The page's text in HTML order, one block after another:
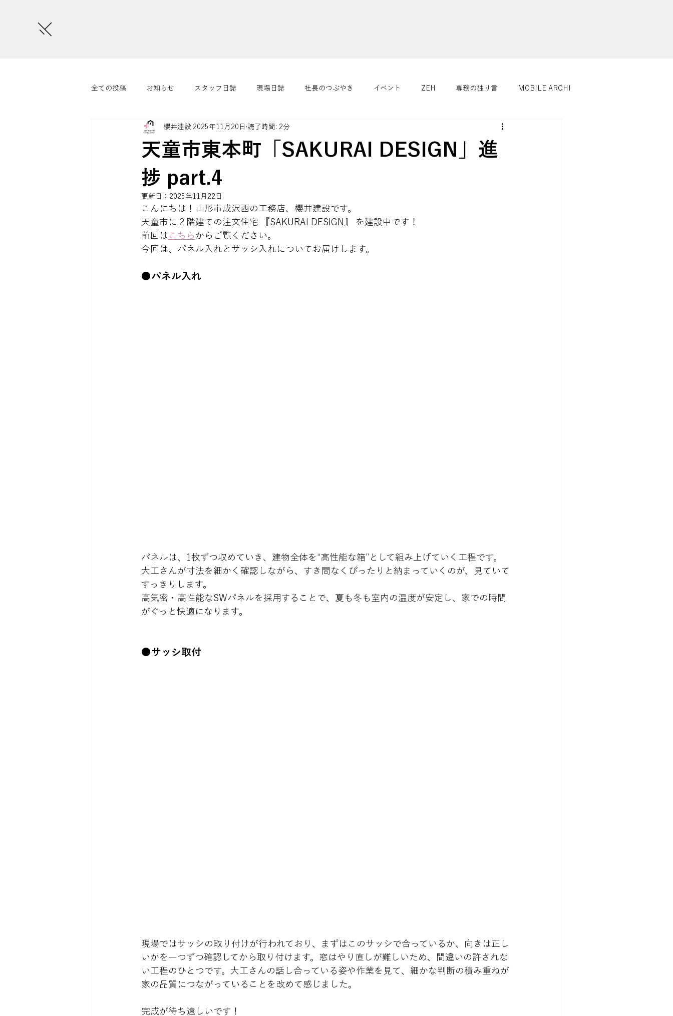
全ての投稿 お知らせ スタッフ日誌 現場日誌 社長のつぶやき イベント ZEH 専務の独り言 MOBILE ARCHI
さくらいまつり コラム ４つの健康 リフォーム/リノベーション
天童市東本町「SAKURAI DESIGN」進
捗 part.4
櫻井建設 2025年11月20日 読了時間: 2分
更新日： 2025年11月22日
こんにちは！山形市成沢西の工務店、櫻井建設です。
天童市に２階建ての注文住宅 『SAKURAI DESIGN』 を建設中です！
前回は こちら からご覧ください。
今回は、パネル入れとサッシ入れについてお届けします。
●パネル入れ
パネルは、1枚ずつ収めていき、建物全体を“高性能な箱”として組み上げていく工程です。
大工さんが寸法を細かく確認しながら、すき間なくぴったりと納まっていくのが、見ていて
すっきりします。
高気密・高性能なSWパネルを採用することで、夏も冬も室内の温度が安定し、家での時間
がぐっと快適になります。
●サッシ取付
現場ではサッシの取り付けが行われており、まずはこのサッシで合っているか、向きは正し
いかを一つずつ確認してから取り付けます。窓はやり直しが難しいため、間違いの許されな
い工程のひとつです。大工さんの話し合っている姿や作業を見て、細かな判断の積み重ねが
家の品質につながっていることを改めて感じました。
完成が待ち遠しいです！